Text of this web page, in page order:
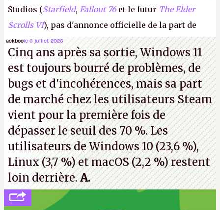
Studios (Starfield, Fallout 76 et le futur The Elder
Scrolls VI), pas d'annonce officielle de la part de
Microsoft, mais le syndicat des employés confirme
de nombreux licenciements.A.
ackboole 6 juillet 2026
Cinq ans après sa sortie, Windows 11
est toujours bourré de problèmes, de
bugs et d'incohérences, mais sa part
de marché chez les utilisateurs Steam
vient pour la première fois de
dépasser le seuil des 70 %. Les
utilisateurs de Windows 10 (23,6 %),
Linux (3,7 %) et macOS (2,2 %) restent
loin derrière.A.